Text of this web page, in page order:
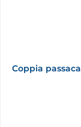
Coppia